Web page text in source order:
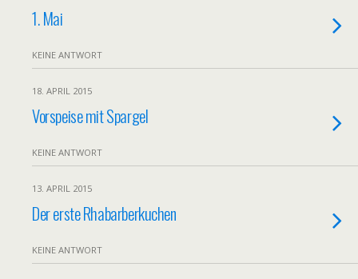
1. Mai
KEINE ANTWORT
18. APRIL 2015
Vorspeise mit Spargel
KEINE ANTWORT
13. APRIL 2015
Der erste Rhabarberkuchen
KEINE ANTWORT